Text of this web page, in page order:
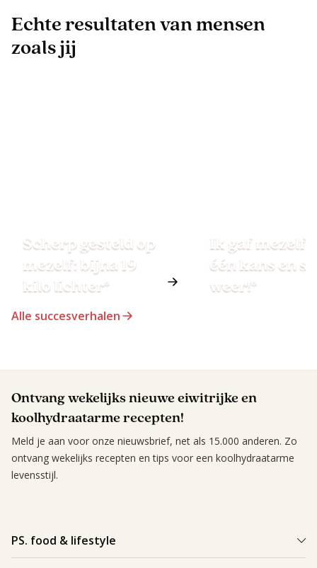
Echte resultaten van mensen
zoals jij
Scherp gesteld op
mezelf: bijna 19
kilo lichter*
Ik gaf mezelf
één kans en
weer!*
Alle succesverhalen
Ontvang wekelijks nieuwe eiwitrijke en
koolhydraatarme recepten!
Meld je aan voor onze nieuwsbrief, net als 15.000 anderen. Zo
ontvang wekelijks recepten en tips voor een koolhydraatarme
levensstijl.
PS. food & lifestyle